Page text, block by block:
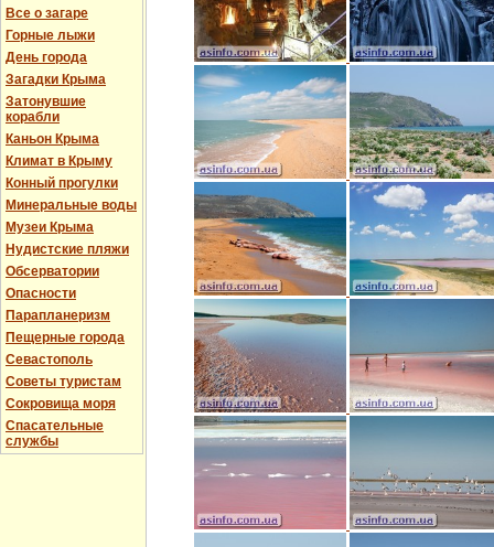
Все о загаре
Горные лыжи
День города
Загадки Крыма
Затонувшие
корабли
Каньон Крыма
Климат в Крыму
Конный прогулки
Минеральные воды
Музеи Крыма
Нудистские пляжи
Обсерватории
Опасности
Парапланеризм
Пещерные города
Севастополь
Советы туристам
Сокровища моря
Спасательные
службы